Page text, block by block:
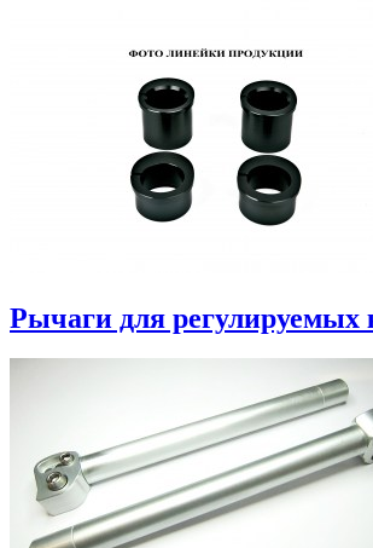
Рычаги для регулируемых